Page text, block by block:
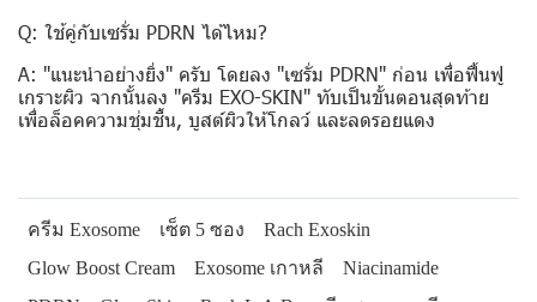
Q: ใช้คู่กับเซรั่ม PDRN ได้ไหม?
A: "แนะนำอย่างยิ่ง" ครับ โดยลง "เซรั่ม PDRN" ก่อน เพื่อฟื้นฟู
เกราะผิว จากนั้นลง "ครีม EXO-SKIN" ทับเป็นขั้นตอนสุดท้าย
เพื่อล็อคความชุ่มชื้น, บูสต์ผิวให้โกลว์ และลดรอยแดง
ครีม Exosome เซ็ต 5 ซอง
Rach Exoskin
Glow Boost Cream
Exosome เกาหลี
Niacinamide